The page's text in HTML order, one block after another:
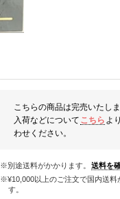
こちらの商品は完売いたし
入荷などについて こちら よ
わせください。
※別途送料がかかります。 送料を
※¥10,000以上のご注文で国内送料が無料になりま
す。